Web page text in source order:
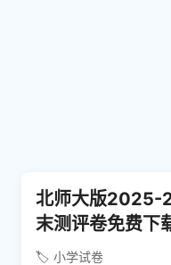
北师大版2025-
末测评卷免费下
🏷️ 小学试卷